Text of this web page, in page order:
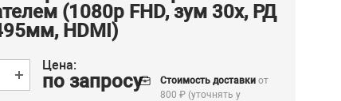
(1080p FHD, зум 30x, РД
HDMI)
Цена:
по запросу Стоимость доставкиот
800 ₽ (уточнять у